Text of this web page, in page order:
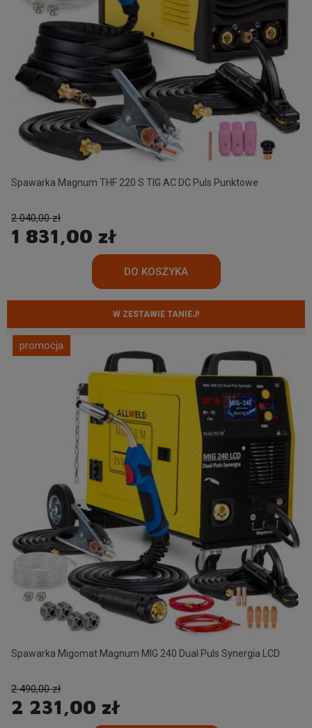
Spawarka Magnum THF 220 S TIG AC DC Puls Punktowe
1 831,00 zł
2 040,00 zł
W ZESTAWIE TANIEJ!
Spawarka Migomat Magnum MIG 240 Dual Puls Synergia LCD
2 231,00 zł
2 490,00 zł
promocja